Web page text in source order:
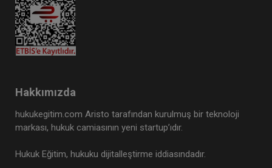
Fikri Mülkiyet Hukuku - IV. Ticaret Hukuku
Kongresi - XI. Oturum
360 TL
Tüketici Hukuku Enstitüsü
Hakkımızda
hukukegitim.com Aristo tarafından kurulmuş bir teknoloji
markası, hukuk camiasının yeni startup’ıdır.
Hukuk Eğitim, hukuku dijitalleştirme iddiasındadır.